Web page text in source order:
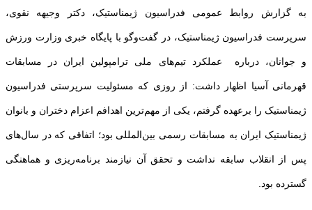
به گزارش روابط عمومی فدراسیون ژیمناستیک، دکتر وجیهه نقوی،
سرپرست فدراسیون ژیمناستیک، در گفت‌وگو با پایگاه خبری وزارت ورزش
و جوانان، درباره عملکرد تیم‌های ملی ترامپولین ایران در مسابقات
قهرمانی آسیا اظهار داشت: از روزی که مسئولیت سرپرستی فدراسیون
ژیمناستیک را برعهده گرفتم، یکی از مهم‌ترین اهدافم اعزام دختران و بانوان
ژیمناستیک ایران به مسابقات رسمی بین‌المللی بود؛ اتفاقی که در سال‌های
پس از انقلاب سابقه نداشت و تحقق آن نیازمند برنامه‌ریزی و هماهنگی
گسترده بود.